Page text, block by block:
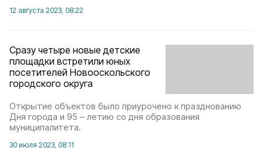
12 августа 2023, 08:22
Сразу четыре новые детские
площадки встретили юных
посетителей Новооскольского
городского округа
Открытие объектов было приурочено к празднованию
Дня города и 95 – летию со дня образования
муниципалитета.
30 июля 2023, 08:11